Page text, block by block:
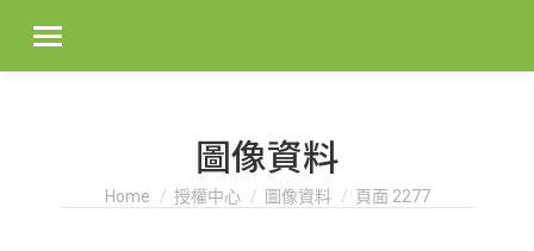
圖像資料
You are here:
Home 授權中心 圖像資料 頁面 2277